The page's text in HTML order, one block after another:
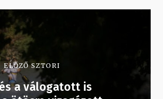
ELŐZŐ SZTORI
a válogatott is